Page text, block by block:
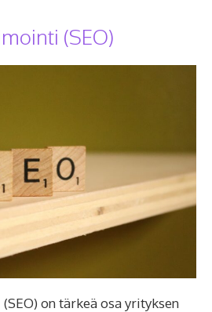
(SEO)
on tärkeä osa yrityksen